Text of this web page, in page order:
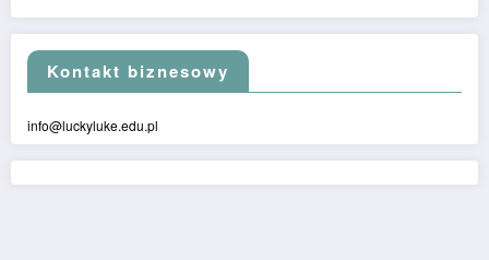
Kontakt biznesowy
info@luckyluke.edu.pl